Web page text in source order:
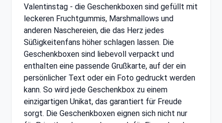
Valentinstag - die Geschenkboxen sind gefüllt mit
leckeren Fruchtgummis, Marshmallows und
anderen Naschereien, die das Herz jedes
Süßigkeitenfans höher schlagen lassen. Die
Geschenkboxen sind liebevoll verpackt und
enthalten eine passende Grußkarte, auf der ein
persönlicher Text oder ein Foto gedruckt werden
kann. So wird jede Geschenkbox zu einem
einzigartigen Unikat, das garantiert für Freude
sorgt. Die Geschenkboxen eignen sich nicht nur